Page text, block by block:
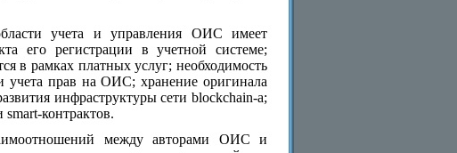
учета и управления ОИС имеет
его регистрации в учетной системе;
в рамках платных услуг; необходимость
учета прав на ОИС; хранение оригинала
инфраструктуры сети blockchain-а;
контрактов.
между авторами ОИС и